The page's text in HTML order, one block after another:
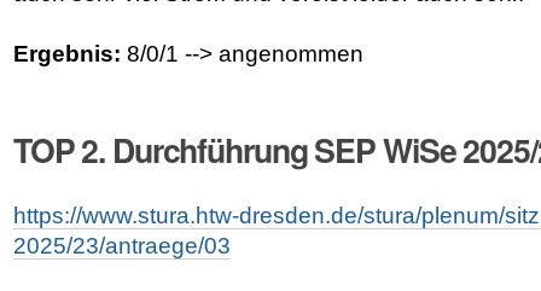
Ergebnis: 8/0/1 --> angenommen
TOP 2. Durchführung SEP WiSe
https://www.stura.htw-dresden.de/stura/plenum/
2025/23/antraege/03